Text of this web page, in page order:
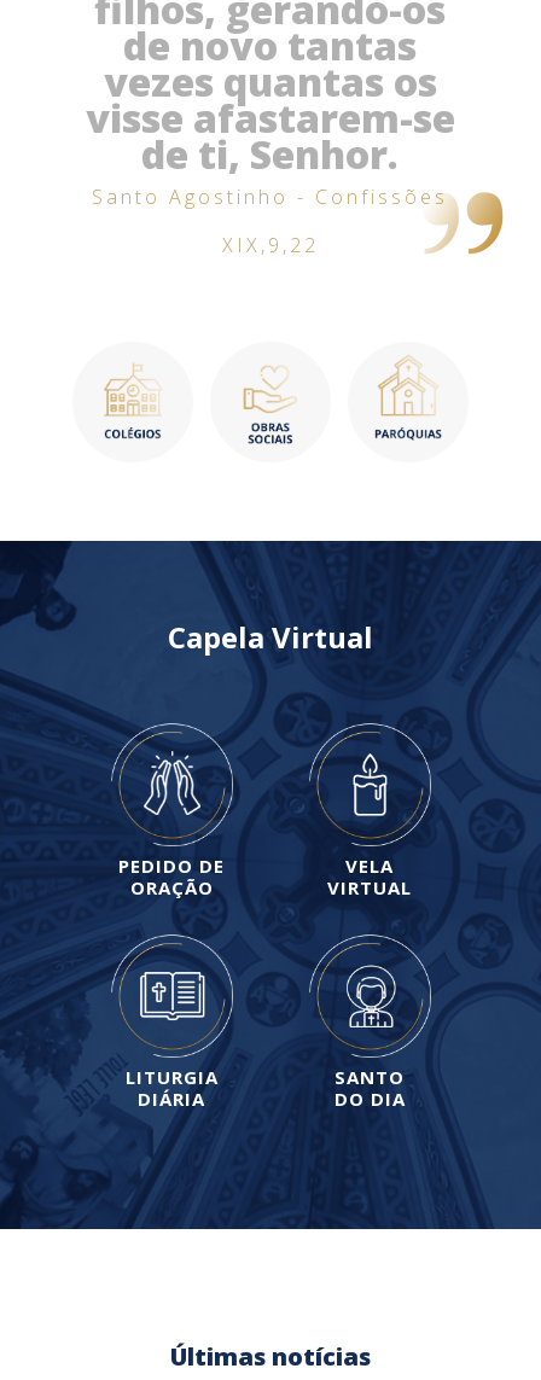
de novo tantas
vezes quantas os
visse afastarem-se
de ti, Senhor.
Santo Agostinho - Confissões
XIX,9,22
Capela Virtual
PEDIDO DE
ORAÇÃO
VELA
VIRTUAL
LITURGIA
DIÁRIA
SANTO
DO DIA
Últimas notícias